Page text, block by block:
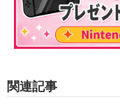
関連記事